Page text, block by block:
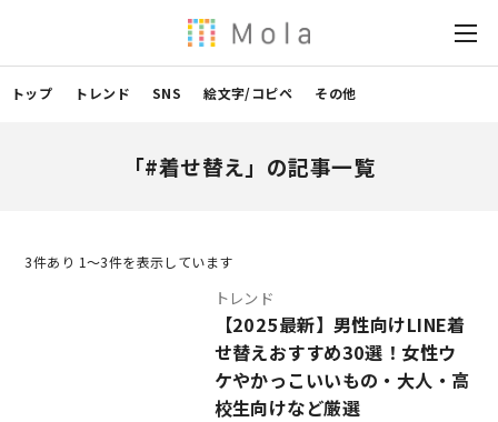
トップ トレンド SNS 絵文字/コピペ その他
「#着せ替え」の記事一覧
3件あり 1〜3件を表示しています
トレンド
【2025最新】男性向けLINE着
せ替えおすすめ30選！女性ウ
ケやかっこいいもの・大人・高
校生向けなど厳選